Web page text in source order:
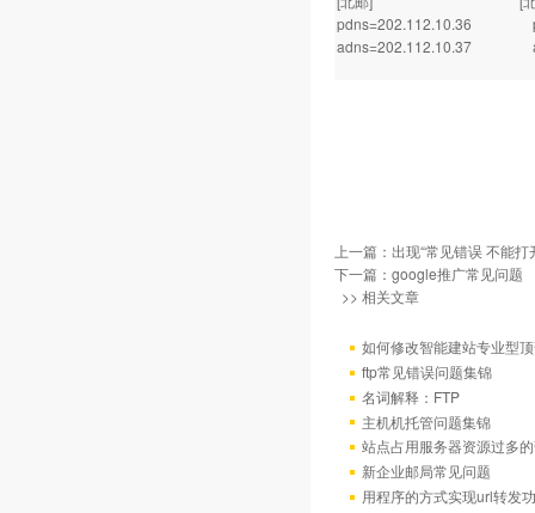
pdns=202.112.10.36
adns=202.112.10.37
上一篇： 出现“常见错误 不能
下一篇： google推广常见问题
>> 相关文章
如何修改智能建站专业型
ftp常见错误问题集锦
名词解释：FTP
主机机托管问题集锦
站点占用服务器资源过多
新企业邮局常见问题
用程序的方式实现url转发